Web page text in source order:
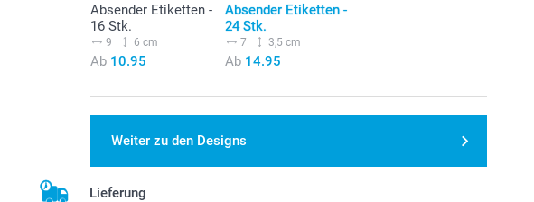
Absender Etiketten -
16 Stk.
9 6 cm
Ab 10.95
Absender Etiketten -
24 Stk.
7 3,5 cm
Ab 14.95
Weiter zu den Designs
Lieferung